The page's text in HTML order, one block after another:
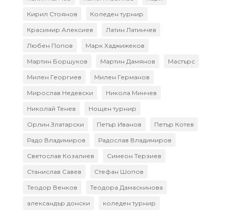
Кирил Стоянов Коледен турнир
Красимир Алексиев Латин Латинчев
Любен Попов Марк Хаджижеков
Мартин Боршуков Мартин Дамянов Мастърс
Милен Георгиев Милен Германов
Мирослав Недевски Никола Минчев
Николай Тенев Нощен турнир
Орлин Златарски Петър Иванов Петър Котев
Радо Владимиров Радослав Владимиров
Светослав Козалиев Симеон Терзиев
Станислав Савев Стефан Шопов
Теодор Венков Теодора Дамаскинова
александър донски коледен турнир